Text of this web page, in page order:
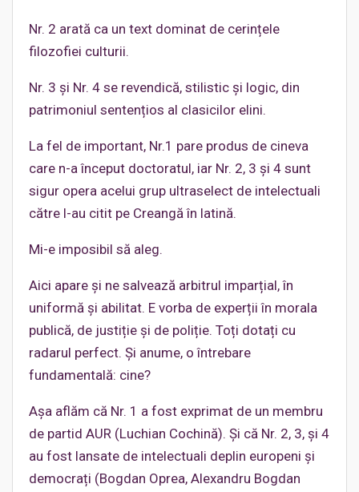
Nr. 2 arată ca un text dominat de cerințele
filozofiei culturii.
Nr. 3 și Nr. 4 se revendică, stilistic și logic, din
patrimoniul sentențios al clasicilor elini.
La fel de important, Nr.1 pare produs de cineva
care n-a început doctoratul, iar Nr. 2, 3 și 4 sunt
sigur opera acelui grup ultraselect de intelectuali
către l-au citit pe Creangă în latină.
Mi-e imposibil să aleg.
Aici apare și ne salvează arbitrul imparțial, în
uniformă și abilitat. E vorba de experții în morala
publică, de justiție și de poliție. Toți dotați cu
radarul perfect. Și anume, o întrebare
fundamentală: cine?
Așa aflăm că Nr. 1 a fost exprimat de un membru
de partid AUR (Luchian Cochină). Și că Nr. 2, 3, și 4
au fost lansate de intelectuali deplin europeni și
democrați (Bogdan Oprea, Alexandru Bogdan